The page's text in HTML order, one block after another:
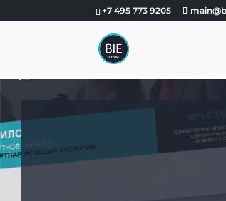
+7 495 773 9205